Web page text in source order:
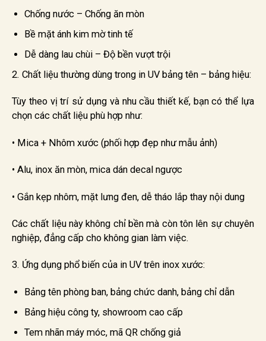
Chống nước – Chống ăn mòn
Bề mặt ánh kim mờ tinh tế
Dễ dàng lau chùi – Độ bền vượt trội
2. Chất liệu thường dùng trong in UV bảng tên – bảng hiệu:
Tùy theo vị trí sử dụng và nhu cầu thiết kế, bạn có thể lựa
chọn các chất liệu phù hợp như:
• Mica + Nhôm xước (phối hợp đẹp như mẫu ảnh)
• Alu, inox ăn mòn, mica dán decal ngược
• Gắn kẹp nhôm, mặt lưng đen, dễ tháo lắp thay nội dung
Các chất liệu này không chỉ bền mà còn tôn lên sự chuyên
nghiệp, đẳng cấp cho không gian làm việc.
3. Ứng dụng phổ biến của in UV trên inox xước:
Bảng tên phòng ban, bảng chức danh, bảng chỉ dẫn
Bảng hiệu công ty, showroom cao cấp
Tem nhãn máy móc, mã QR chống giả